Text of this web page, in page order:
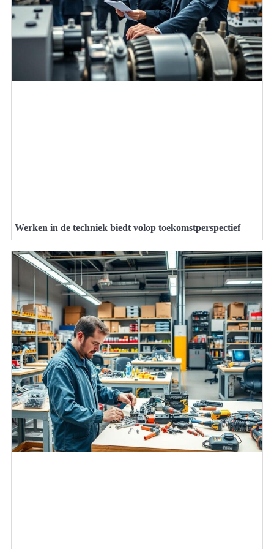
Werken in de techniek biedt volop toekomstperspectief